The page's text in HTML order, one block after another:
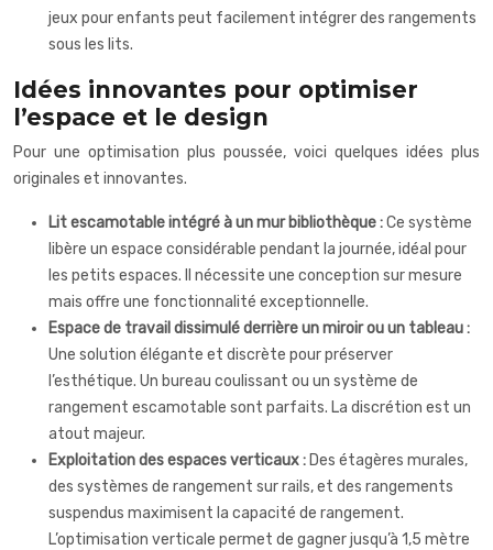
jeux pour enfants peut facilement intégrer des rangements
sous les lits.
Idées innovantes pour optimiser
l’espace et le design
Pour une optimisation plus poussée, voici quelques idées plus
originales et innovantes.
Lit escamotable intégré à un mur bibliothèque :Ce système
libère un espace considérable pendant la journée, idéal pour
les petits espaces. Il nécessite une conception sur mesure
mais offre une fonctionnalité exceptionnelle.
Espace de travail dissimulé derrière un miroir ou un tableau :
Une solution élégante et discrète pour préserver
l’esthétique. Un bureau coulissant ou un système de
rangement escamotable sont parfaits. La discrétion est un
atout majeur.
Exploitation des espaces verticaux : Des étagères murales,
des systèmes de rangement sur rails, et des rangements
suspendus maximisent la capacité de rangement.
L’optimisation verticale permet de gagner jusqu’à 1,5 mètre